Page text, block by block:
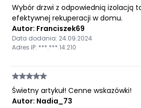
Wybór drzwi z odpowiednią izolacją
efektywnej rekuperacji w domu.
Autor: Franciszek69
Data dodania: 24.09.2024
Adres IP: ***.***.14.210
Świetny artykuł! Cenne wskazówki!
Autor: Nadia_73